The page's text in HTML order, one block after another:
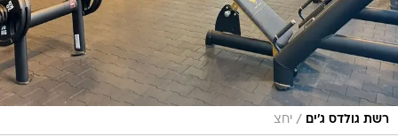
רשת גולדס ג'ים / יחצ